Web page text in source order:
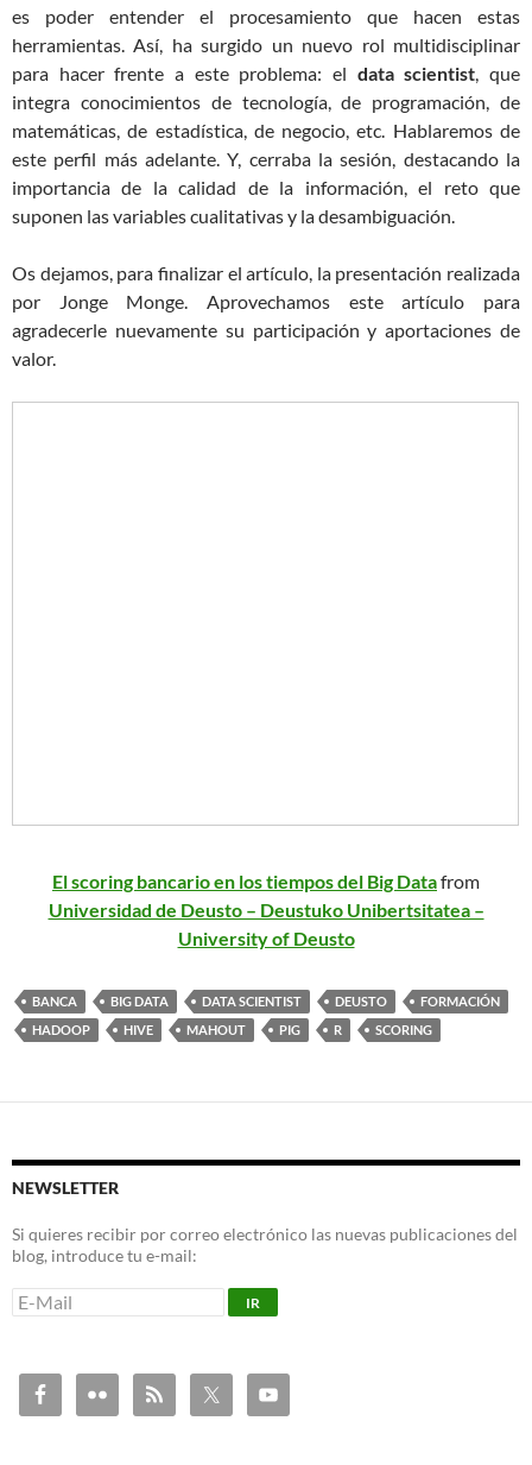
es poder entender el procesamiento que hacen estas
herramientas. Así, ha surgido un nuevo rol multidisciplinar
para hacer frente a este problema: el data scientist, que
integra conocimientos de tecnología, de programación, de
matemáticas, de estadística, de negocio, etc. Hablaremos de
este perfil más adelante. Y, cerraba la sesión, destacando la
importancia de la calidad de la información, el reto que
suponen las variables cualitativas y la desambiguación.
Os dejamos, para finalizar el artículo, la presentación realizada
por Jonge Monge. Aprovechamos este artículo para
agradecerle nuevamente su participación y aportaciones de
valor.
El scoring bancario en los tiempos del Big Datafrom
Universidad de Deusto – Deustuko Unibertsitatea –
University of Deusto
BANCA BIG DATA DATA SCIENTIST DEUSTO
FORMACIÓN
HADOOP
HIVE MAHOUT PIG R SCORING
NEWSLETTER
Si quieres recibir por correo electrónico las nuevas publicaciones del
blog, introduce tu e-mail: